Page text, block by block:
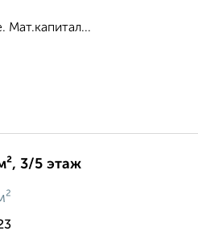
Мат.капитал...
3/5 этаж